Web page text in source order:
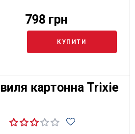
798 грн
КУПИТИ
картонна Trixie